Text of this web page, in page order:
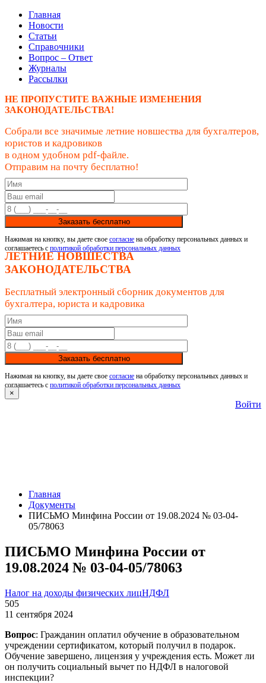
Главная
Новости
Статьи
Справочники
Вопрос – Ответ
Журналы
Рассылки
НЕ ПРОПУСТИТЕ ВАЖНЫЕ ИЗМЕНЕНИЯ
ЗАКОНОДАТЕЛЬСТВА!
Собрали все значимые летние новшества для бухгалтеров,
юристов и кадровиков
в одном удобном pdf-файле.
Отправим на почту бесплатно!
Заказать бесплатно
Нажимая на кнопку, вы даете свое согласие на обработку персональных данных и
соглашаетесь с политикой обработки персональных данных
ЛЕТНИЕ НОВШЕСТВА
ЗАКОНОДАТЕЛЬСТВА
Бесплатный электронный сборник документов для
бухгалтера, юриста и кадровика
Заказать бесплатно
Нажимая на кнопку, вы даете свое согласие на обработку персональных данных и
соглашаетесь с политикой обработки персональных данных
×
Войти
Главная
Документы
ПИСЬМО Минфина России от 19.08.2024 № 03-04-
05/78063
ПИСЬМО Минфина России от
19.08.2024 № 03-04-05/78063
Налог на доходы физических лицНДФЛ
505
11 сентября 2024
Вопрос: Гражданин оплатил обучение в образовательном
учреждении сертификатом, который получил в подарок.
Обучение завершено, лицензия у учреждения есть. Может ли
он получить социальный вычет по НДФЛ в налоговой
инспекции?